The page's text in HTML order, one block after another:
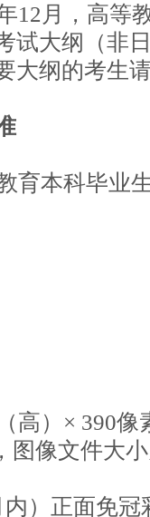
12月，高等
试大纲（非
大纲的考生
育本科毕业
高）× 390
图像文件大
）正面免